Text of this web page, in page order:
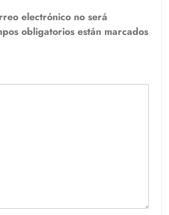
electrónico no será
obligatorios están marcados